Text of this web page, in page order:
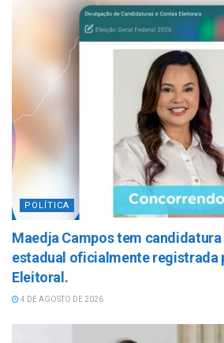
POLÍTICA
Maedja Campos tem
estadual oficialmente registrada
Eleitoral.
4 DE AGOSTO DE 2026